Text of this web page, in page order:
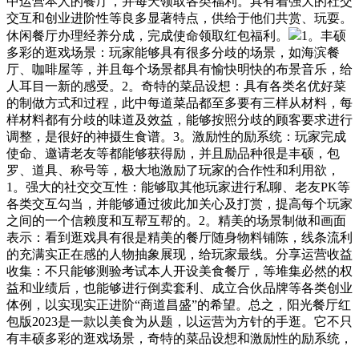
交互和创业进阶性等良多显著特点，供给于他们共赏、玩耍。
休闲餐厅办理经养分成，完成使命领取红包福利。
1。丰硕
多彩的逛戏场景：玩家能够具有很多分歧的场景，如海滨餐
厅、咖啡屋等，并且每个场景都具有愉快明快的布景音乐，给
人耳目一新的感受。2。奇特的菜品设想：具有各类名优好菜
的制做方式和过程，此中每道菜品都至多要有三样从材料，每
样材料都有分歧的味道及效益，能够按照分歧的顾客要求进行
调整，是很好的神摄生食谱。3。激励性的励系统：玩家完成
使命、邀请老友等都能够获得励，并且励品种很是丰硕，包
罗、道具、称号等，极大地激励了玩家的合作性和利用欲，
1。强大的社交交互性：能够取其他玩家进行私聊、老友PK等
各类交互勾当，并能够通过彼此加关心及打赏，提高每个玩家
之间的一个信赖度和互帮互帮的。2。精美的场景制做和画面
表示：看到逛戏具有很是精美的餐厅随身物料铺陈，线条流利
的充满实正在感的人物抽象展现，给玩家最线。分享运营收益
收集：不只能够测验考试本人开设美食餐厅，等堆集必然的权
益和业绩后，也能够进行倒卖套利、成立合伙品牌等各类创业
体例，以实现实正进阶“商道昌盛”的希望。总之，阳光餐厅红
包版2023是一款以美食为从题，以运营为方针的手逛。它不只
有丰硕多彩的逛戏场景，奇特的菜品设想和激励性的励系统，